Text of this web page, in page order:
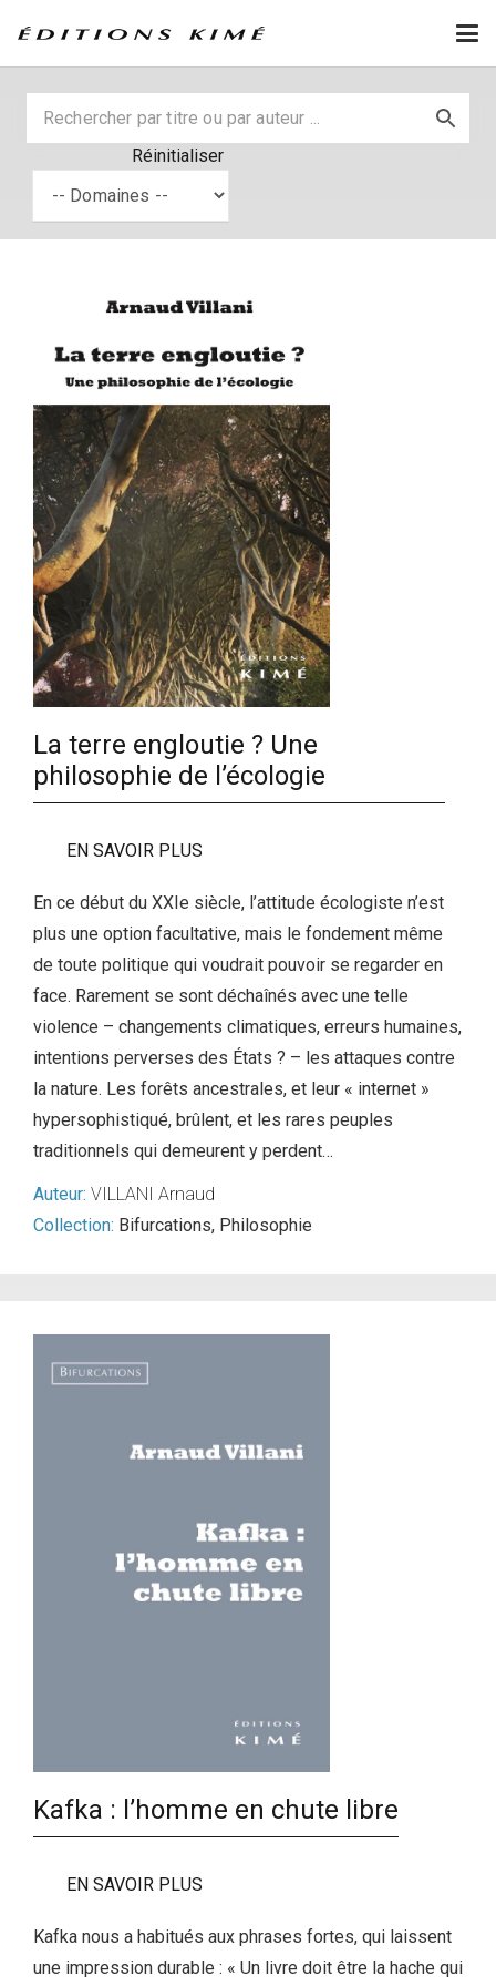
Réinitialiser
La terre engloutie ? Une
philosophie de l’écologie
EN SAVOIR PLUS
En ce début du XXIe siècle, l’attitude écologiste n’est
plus une option facultative, mais le fondement même
de toute politique qui voudrait pouvoir se regarder en
face. Rarement se sont déchaînés avec une telle
violence – changements climatiques, erreurs humaines,
intentions perverses des États ? – les attaques contre
la nature. Les forêts ancestrales, et leur « internet »
hypersophistiqué, brûlent, et les rares peuples
traditionnels qui demeurent y perdent…
Auteur: VILLANI Arnaud
Collection: Bifurcations, Philosophie
Kafka : l’homme en chute libre
EN SAVOIR PLUS
Kafka nous a habitués aux phrases fortes, qui laissent
une impression durable : « Un livre doit être la hache qui